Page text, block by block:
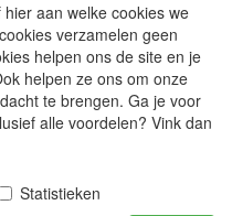
aan welke cookies we
verzamelen geen
helpen ons de site en je
helpen ze ons om onze
te brengen. Ga je voor
alle voordelen? Vink dan
Statistieken